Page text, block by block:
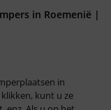
in Roemenië |
in
kunt u ze